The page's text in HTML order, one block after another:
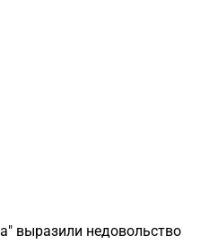
выразили недовольство